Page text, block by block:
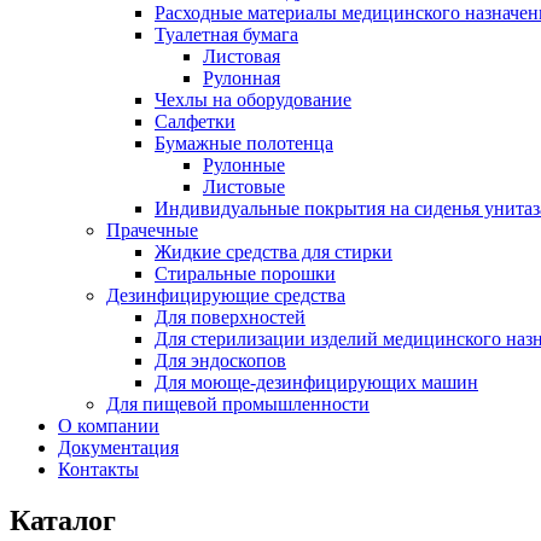
Расходные материалы медицинского
Туалетная бумага
Листовая
Рулонная
Чехлы на оборудование
Салфетки
Бумажные полотенца
Рулонные
Листовые
Индивидуальные покрытия на сиденья
Прачечные
Жидкие средства для стирки
Стиральные порошки
Дезинфицирующие средства
Для поверхностей
Для стерилизации изделий медицинского
Для эндоскопов
Для моюще-дезинфицирующих машин
Для пищевой промышленности
О компании
Документация
Контакты
Каталог